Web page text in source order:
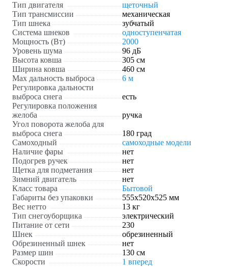
Тип двигателя
щеточный
Тип трансмиссии
механическая
Тип шнека
зубчатый
Система шнеков
одноступенчатая
Мощность (Вт)
2000
Уровень шума
96 дБ
Высота ковша
305 см
Ширина ковша
460 см
Max дальность выброса
6 м
Регулировка дальности
выброса снега
есть
Регулировка положения
желоба
ручка
Угол поворота желоба для
выброса снега
180 град
Самоходный
самоходные модели
Наличие фары
нет
Подогрев ручек
нет
Щетка для подметания
нет
Зимний двигатель
нет
Класс товара
Бытовой
Габариты без упаковки
555x520x525 мм
Вес нетто
13 кг
Тип снегоуборщика
электрический
Питание от сети
230
Шнек
обрезиненный
Обрезиненный шнек
нет
Размер шин
130 см
Скорости
1 вперед